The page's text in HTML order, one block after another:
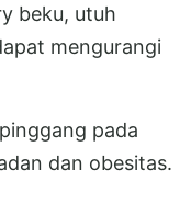
beku, utuh
mengurangi
pada
dan obesitas.